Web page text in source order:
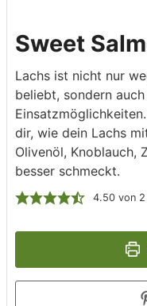
Sweet
Lachs ist nicht nur
beliebt, sondern
dir, wie dein Lachs
Olivenöl, Knoblauch,
besser schmeckt.
4.50von 2